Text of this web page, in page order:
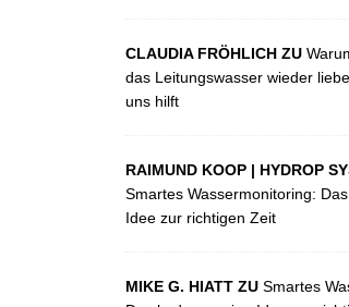
CLAUDIA FRÖHLICH ZU
das Leitungswasser wieder
uns hilft
RAIMUND KOOP | HYDROP
Smartes Wassermonitoring:
Idee zur richtigen Zeit
MIKE G. HIATT ZU Smartes